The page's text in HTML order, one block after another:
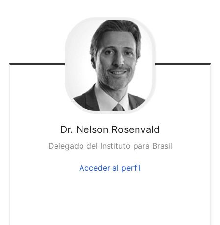
Dr. Nelson Rosenvald
Delegado del Instituto para Brasil
Acceder al perfil